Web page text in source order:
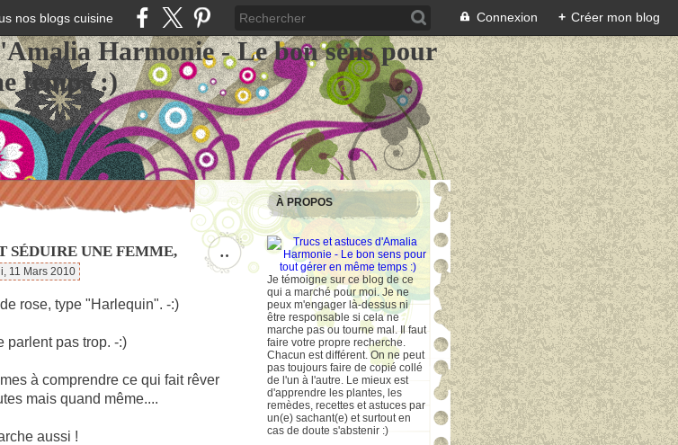
nos blogs cuisine Connexion + Créer mon blog
Harmonie - Le bon sens pour
temps :)
…
SÉDUIRE UNE FEMME,
11 Mars 2010
rose, type "Harlequin". -:)
parlent pas trop. -:)
à comprendre ce qui fait rêver
mais quand même....
aussi !
À PROPOS
Je témoigne sur ce blog de ce
qui a marché pour moi. Je ne
peux m'engager là-dessus ni
être responsable si cela ne
marche pas ou tourne mal. Il faut
faire votre propre recherche.
Chacun est différent. On ne peut
pas toujours faire de copié collé
de l'un à l'autre. Le mieux est
d'apprendre les plantes, les
remèdes, recettes et astuces par
un(e) sachant(e) et surtout en
cas de doute s'abstenir :)